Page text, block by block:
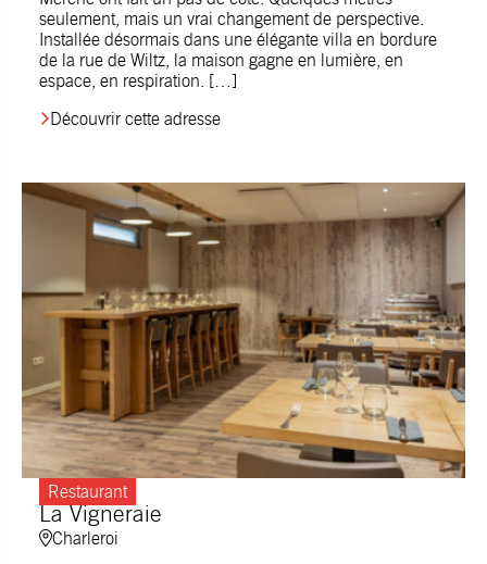
seulement, mais un vrai changement de perspective.
Installée désormais dans une élégante villa en bordure
de la rue de Wiltz, la maison gagne en lumière, en
espace, en respiration. […]
Découvrir cette adresse
La Vigneraie
Restaurant
Charleroi